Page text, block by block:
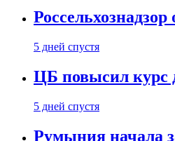
5 дней спустя
ЦБ повысил курс
5 дней спустя
Румыния начала